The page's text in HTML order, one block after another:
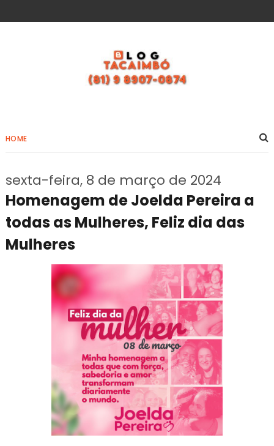
HOME
sexta-feira, 8 de março de 2024
Homenagem de Joelda Pereira a
todas as Mulheres, Feliz dia das
Mulheres